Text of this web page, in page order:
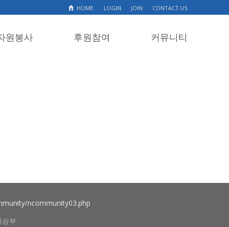
HOME LOGIN JOIN CONTACT US
원봉사 후원참여 커뮤니티
ncommunity03.php
부